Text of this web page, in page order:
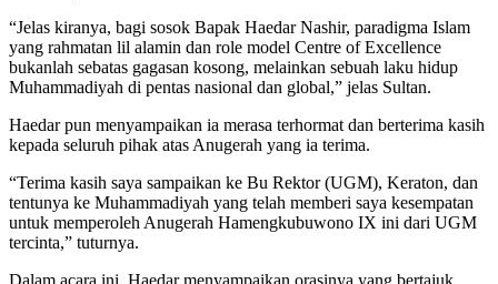
“Jelas kiranya, bagi sosok Bapak Haedar Nashir, paradigma Islam
yang rahmatan lil alamin dan role model Centre of Excellence
bukanlah sebatas gagasan kosong, melainkan sebuah laku hidup
Muhammadiyah di pentas nasional dan global,” jelas Sultan.
Haedar pun menyampaikan ia merasa terhormat dan berterima kasih
kepada seluruh pihak atas Anugerah yang ia terima.
“Terima kasih saya sampaikan ke Bu Rektor (UGM), Keraton, dan
tentunya ke Muhammadiyah yang telah memberi saya kesempatan
untuk memperoleh Anugerah Hamengkubuwono IX ini dari UGM
tercinta,” tuturnya.
Dalam acara ini, Haedar menyampaikan orasinya yang bertajuk